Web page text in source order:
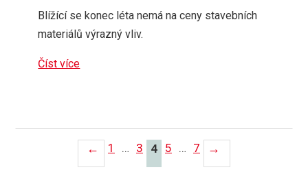
Blížící se konec léta nemá na ceny stavebních
materiálů výrazný vliv.
Číst více
← Stránka
1 … Stránka
3 Stránka
4 Stránka
5 … Stránka
7 →